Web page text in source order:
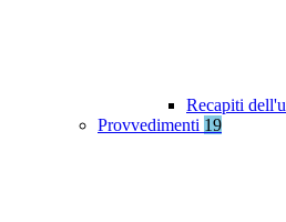
Recapiti
Provvedimenti 19